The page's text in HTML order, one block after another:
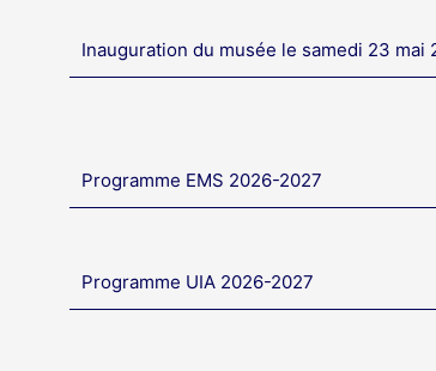
Inauguration du musée le samedi 23 mai
Programme EMS 2026-2027
Programme UIA 2026-2027